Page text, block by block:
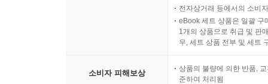
전자상거래 등에서의 소비
eBook 세트 상품은 일괄 구
1개의 상품으로 취급 및 판
우, 세트 상품 전부 및 세트
소비자 피해보상
상품의 불량에 의한 반품,
준하여 처리됨